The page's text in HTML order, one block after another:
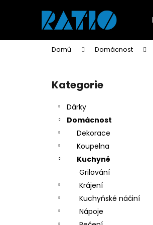
Domů Domácnost
Přeskočit
kategorie
Kategorie
Dárky
Domácnost
Dekorace
Koupelna
Kuchyně
Grilování
Krájení
Kuchyňské náčiní
Nápoje
í
Zpět
do
obchodu
Zpět
do
obchodu